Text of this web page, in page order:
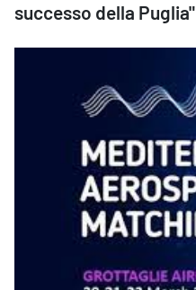
successo della Puglia"